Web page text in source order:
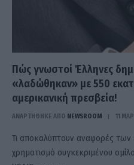
Πώς γνωστοί Έλληνες
«λαδώθηκαν» με 550
αμερικανική πρεσβεία!
ΑΝΑΡΤΗΘΗΚΕ ΑΠΟ NEWSROOM 11
Τι αποκαλύπτουν αναφορές των
χρηματισμό συγκεκριμένου